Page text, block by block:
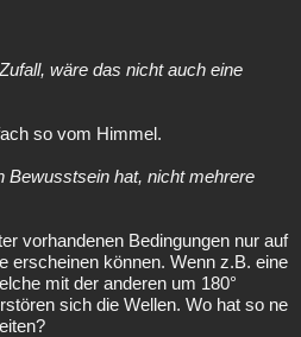
wäre das nicht auch eine
so vom Himmel.
Bewusstsein hat, nicht mehrere
vorhandenen Bedingungen nur auf
erscheinen können. Wenn z.B. eine
mit der anderen um 180°
sich die Wellen. Wo hat so ne